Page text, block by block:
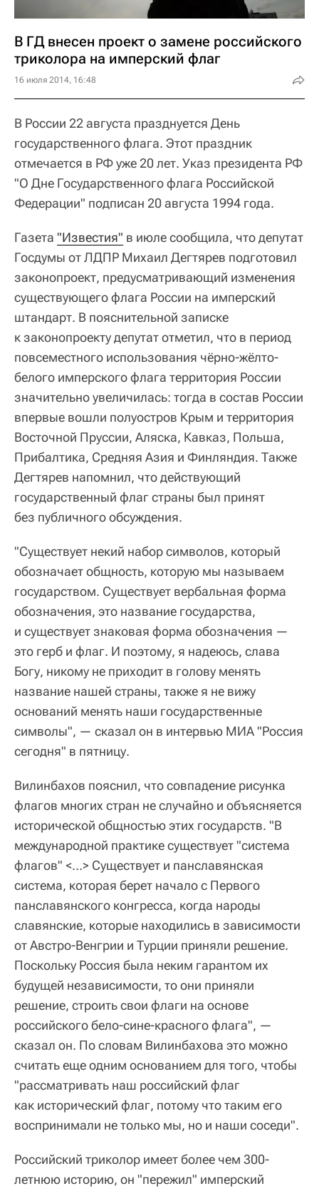
В ГД внесен проект о замене российского
триколора на имперский флаг
16 июля 2014, 16:48
В России 22 августа празднуется День
государственного флага. Этот праздник
отмечается в РФ уже 20 лет. Указ президента РФ
"О Дне Государственного флага Российской
Федерации" подписан 20 августа 1994 года.
Газета "Известия" в июле сообщила, что депутат
Госдумы от ЛДПР Михаил Дегтярев подготовил
законопроект, предусматривающий изменения
существующего флага России на имперский
штандарт. В пояснительной записке
к законопроекту депутат отметил, что в период
повсеместного использования чёрно-жёлто-
белого имперского флага территория России
значительно увеличилась: тогда в состав России
впервые вошли полуостров Крым и территория
Восточной Пруссии, Аляска, Кавказ, Польша,
Прибалтика, Средняя Азия и Финляндия. Также
Дегтярев напомнил, что действующий
государственный флаг страны был принят
без публичного обсуждения.
"Существует некий набор символов, который
обозначает общность, которую мы называем
государством. Существует вербальная форма
обозначения, это название государства,
и существует знаковая форма обозначения —
это герб и флаг. И поэтому, я надеюсь, слава
Богу, никому не приходит в голову менять
название нашей страны, также я не вижу
оснований менять наши государственные
символы", — сказал он в интервью МИА "Россия
сегодня" в пятницу.
Вилинбахов пояснил, что совпадение рисунка
флагов многих стран не случайно и объясняется
исторической общностью этих государств. "В
международной практике существует "система
флагов" <…> Существует и панславянская
система, которая берет начало с Первого
панславянского конгресса, когда народы
славянские, которые находились в зависимости
от Австро-Венгрии и Турции приняли решение.
Поскольку Россия была неким гарантом их
будущей независимости, то они приняли
решение, строить свои флаги на основе
российского бело-сине-красного флага", —
сказал он. По словам Вилинбахова это можно
считать еще одним основанием для того, чтобы
"рассматривать наш российский флаг
как исторический флаг, потому что таким его
воспринимали не только мы, но и наши соседи".
Российский триколор имеет более чем 300-
летнюю историю, он "пережил" имперский